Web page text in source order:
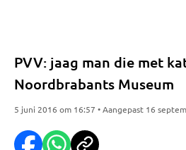
PVV: jaag man die met
Noordbrabants Museum
5 juni 2016 om 16:57 • Aangepast 16